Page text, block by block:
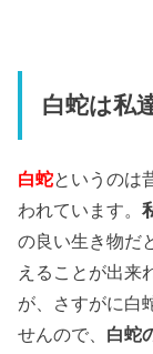
白蛇は私
白蛇というのは
われています。
の良い生き物だ
えることが出来
が、さすがに白
せんので、 白蛇